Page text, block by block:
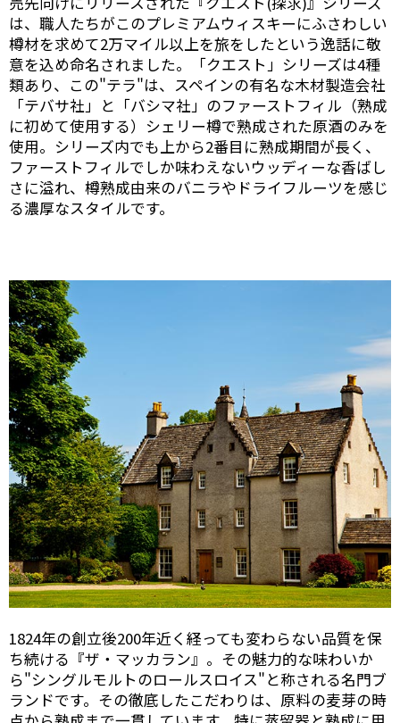
は、職人たちがこのプレミアムウィスキーにふさわしい
樽材を求めて2万マイル以上を旅をしたという逸話に敬
意を込め命名されました。「クエスト」シリーズは4種
類あり、この"テラ"は、スペインの有名な木材製造会社
「テバサ社」と「バシマ社」のファーストフィル（熟成
に初めて使用する）シェリー樽で熟成された原酒のみを
使用。シリーズ内でも上から2番目に熟成期間が長く、
ファーストフィルでしか味わえないウッディーな香ばし
さに溢れ、樽熟成由来のバニラやドライフルーツを感じ
る濃厚なスタイルです。
1824年の創立後200年近く経っても変わらない品質を保
ち続ける『ザ・マッカラン』。その魅力的な味わいか
ら"シングルモルトのロールスロイス"と称される名門ブ
ランドです。その徹底したこだわりは、原料の麦芽の時